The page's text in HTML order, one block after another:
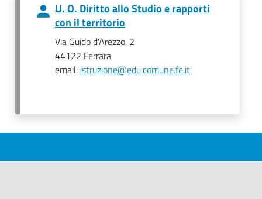
U. O. Diritto allo Studio e rapporti
con il territorio
Via Guido d'Arezzo, 2
44122 Ferrara
email: istruzione@edu.comune.fe.it